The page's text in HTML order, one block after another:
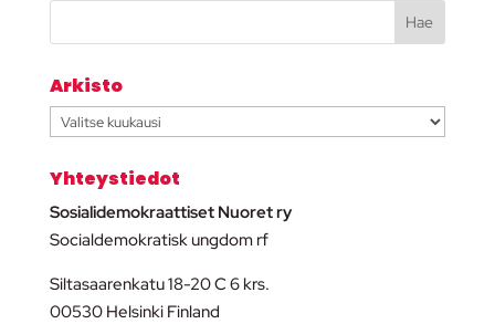
Arkisto
Arkisto
Yhteystiedot
Sosialidemokraattiset Nuoret ry
Socialdemokratisk ungdom rf
Siltasaarenkatu 18-20 C 6 krs.
00530 Helsinki Finland